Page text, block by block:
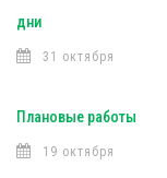
дни
31 октября
Плановые работы
19 октября